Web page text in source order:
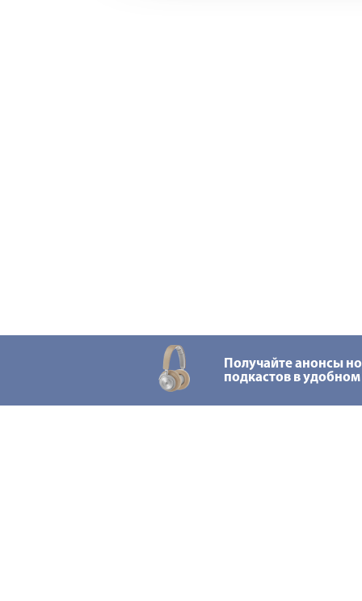
Получайте анонсы
подкастов в